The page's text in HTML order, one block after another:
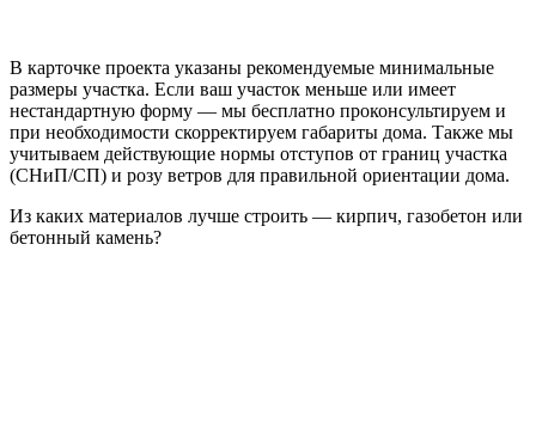
В карточке проекта указаны рекомендуемые минимальные
размеры участка. Если ваш участок меньше или имеет
нестандартную форму — мы бесплатно проконсультируем и
при необходимости скорректируем габариты дома. Также мы
учитываем действующие нормы отступов от границ участка
(СНиП/СП) и розу ветров для правильной ориентации дома.
Из каких материалов лучше строить — кирпич, газобетон или
бетонный камень?